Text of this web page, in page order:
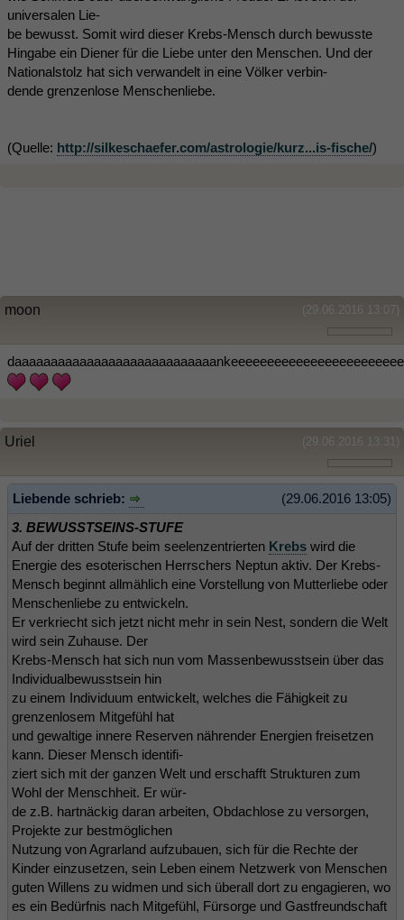
universalen Lie-
be bewusst. Somit wird dieser Krebs-Mensch durch bewusste
Hingabe ein Diener für die Liebe unter den Menschen. Und der
Nationalstolz hat sich verwandelt in eine Völker verbin-
dende grenzenlose Menschenliebe.
(Quelle: http://silkeschaefer.com/astrologie/kurz...is-fische/)
(29.06.2016 13:07)
moon
(29.06.2016 13:31)
Uriel
(29.06.2016 13:05)
Liebende schrieb:
3. BEWUSSTSEINS-STUFE
Auf der dritten Stufe beim seelenzentrierten Krebs wird die
Energie des esoterischen Herrschers Neptun aktiv. Der Krebs-
Mensch beginnt allmählich eine Vorstellung von Mutterliebe oder
Menschenliebe zu entwickeln.
Er verkriecht sich jetzt nicht mehr in sein Nest, sondern die Welt
wird sein Zuhause. Der
Krebs-Mensch hat sich nun vom Massenbewusstsein über das
Individualbewusstsein hin
zu einem Individuum entwickelt, welches die Fähigkeit zu
grenzenlosem Mitgefühl hat
und gewaltige innere Reserven nährender Energien freisetzen
kann. Dieser Mensch identifi-
ziert sich mit der ganzen Welt und erschafft Strukturen zum
Wohl der Menschheit. Er wür-
de z.B. hartnäckig daran arbeiten, Obdachlose zu versorgen,
Projekte zur bestmöglichen
Nutzung von Agrarland aufzubauen, sich für die Rechte der
Kinder einzusetzen, sein Leben einem Netzwerk von Menschen
guten Willens zu widmen und sich überall dort zu engagieren, wo
es ein Bedürfnis nach Mitgefühl, Fürsorge und Gastfreundschaft